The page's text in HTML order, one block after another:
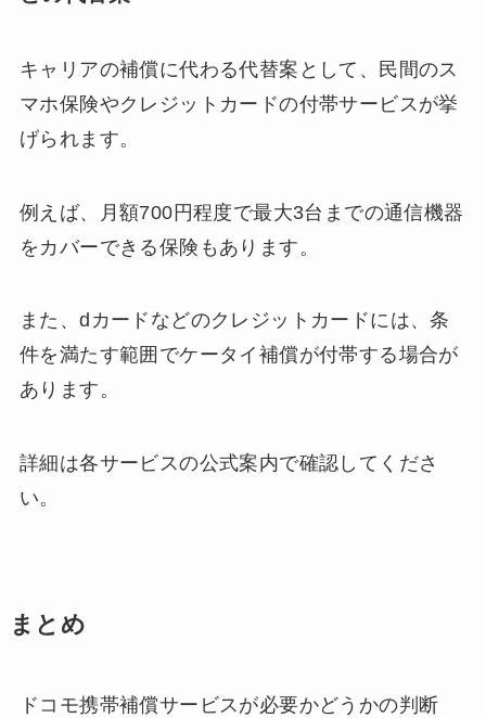
キャリアの補償に代わる代替案として、民間のス
マホ保険やクレジットカードの付帯サービスが挙
げられます。
例えば、月額700円程度で最大3台までの通信機器
をカバーできる保険もあります。
また、dカードなどのクレジットカードには、条
件を満たす範囲でケータイ補償が付帯する場合が
あります。
詳細は各サービスの公式案内で確認してくださ
い。
まとめ
ドコモ携帯補償サービスが必要かどうかの判断